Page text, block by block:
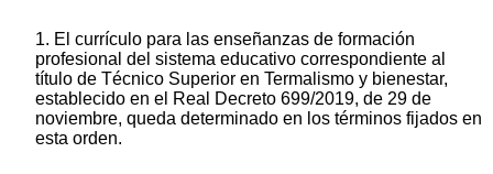
1. El currículo para las enseñanzas de formación
profesional del sistema educativo correspondiente al
título de Técnico Superior en Termalismo y bienestar,
establecido en el Real Decreto 699/2019, de 29 de
noviembre, queda determinado en los términos fijados en
esta orden.